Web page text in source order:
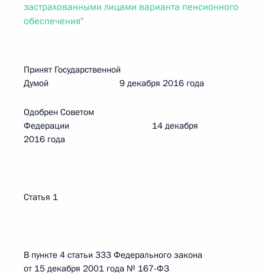
застрахованными лицами варианта пенсионного
обеспечения"
Принят Государственной
Думой 9 декабря 2016 года
Одобрен Советом
Федерации 14 декабря
2016 года
Статья 1
В пункте 4 статьи 333 Федерального закона
от 15 декабря 2001 года № 167-ФЗ